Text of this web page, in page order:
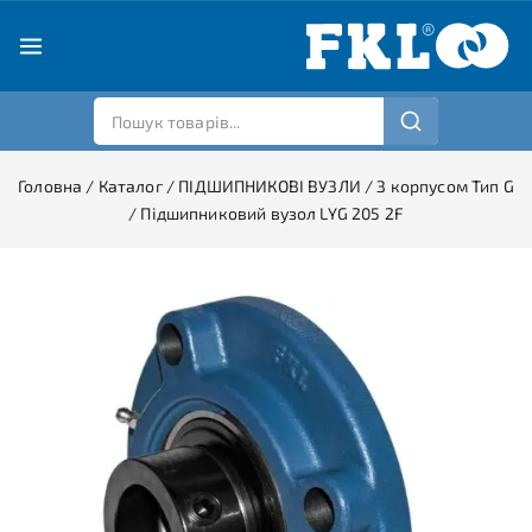
Головна / Каталог / ПІДШИПНИКОВІ ВУЗЛИ / З корпусом Тип G
/ Підшипниковий вузол LYG 205 2F